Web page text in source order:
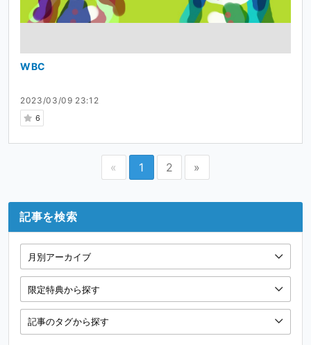
2023/03/09 23:12
6
WBC
« 1 2 »
記事を検索